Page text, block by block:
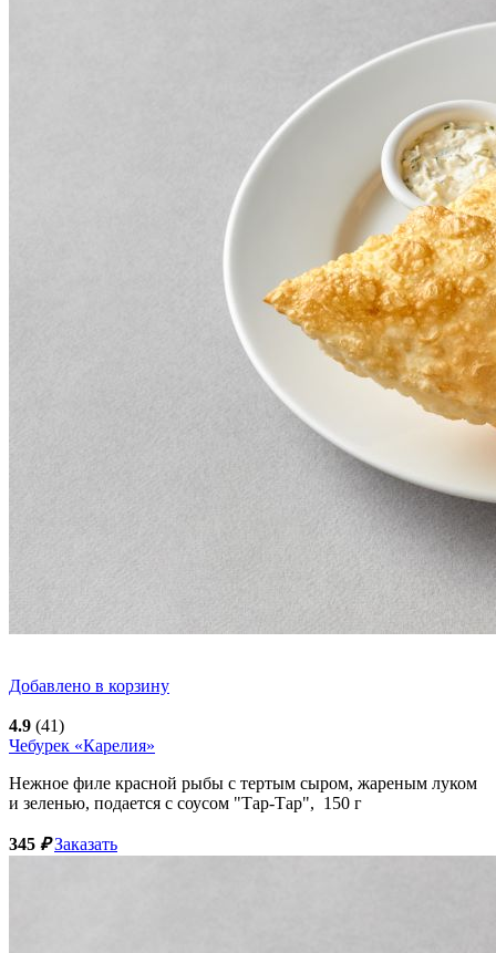
Добавлено в корзину
4.9 (41)
Чебурек «Карелия»
Нежное филе красной рыбы с тертым сыром, жареным луком
и зеленью, подается с соусом "Тар-Тар", 150 г
345 ₽ Заказать